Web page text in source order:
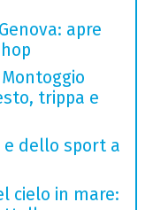
apre
trippa e
dello sport a
cielo in mare: